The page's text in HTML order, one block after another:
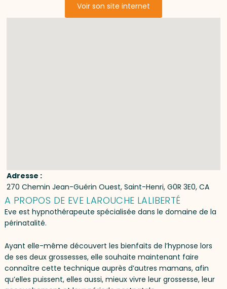
A PROPOS DE EVE LAROUCHE LALIBERTÉ
Eve est hypnothérapeute spécialisée dans le domaine de la
périnatalité.
Ayant elle-même découvert les bienfaits de l’hypnose lors
de ses deux grossesses, elle souhaite maintenant faire
connaître cette technique auprès d’autres mamans, afin
qu’elles puissent, elles aussi, mieux vivre leur grossesse, leur
Voir son site internet
Adresse :
270 Chemin Jean-Guérin Ouest, Saint-Henri, G0R 3E0, CA